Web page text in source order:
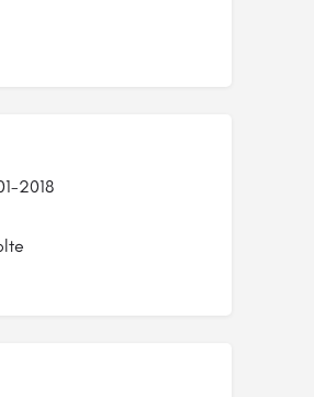
2018